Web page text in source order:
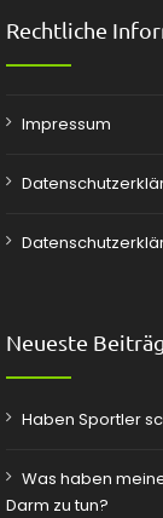
Rechtliche
Impressum
Neueste
Haben Sportler
Was haben
Darm zu tun?